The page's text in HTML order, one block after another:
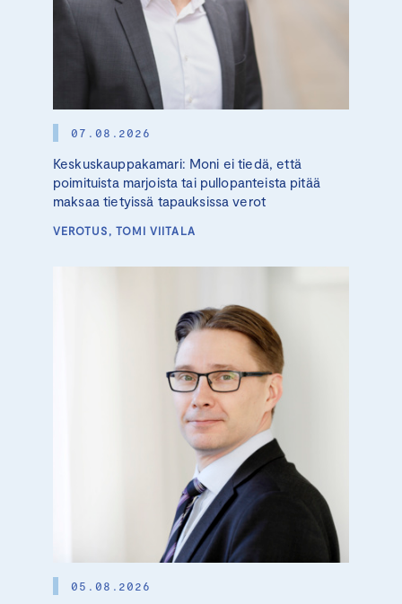
07.08.2026
Keskuskauppakamari: Moni ei tiedä, että
poimituista marjoista tai pullopanteista pitää
maksaa tietyissä tapauksissa verot
VEROTUS, TOMI VIITALA
05.08.2026